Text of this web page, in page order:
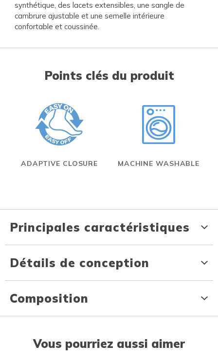
synthétique, des lacets extensibles, une sangle de
cambrure ajustable et une semelle intérieure
confortable et coussinée.
Points clés du produit
ADAPTIVE CLOSURE MACHINE WASHABLE
Principales caractéristiques
Détails de conception
Composition
Vous pourriez aussi aimer